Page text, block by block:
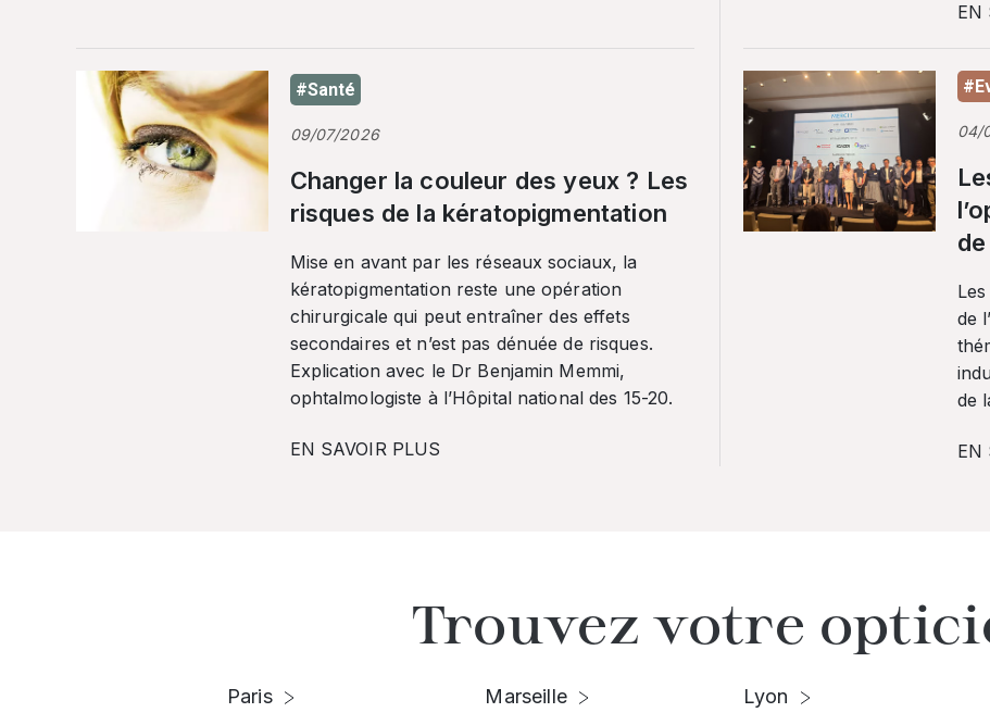
EN
#Santé
09/07/2026
Changer la couleur des yeux ? Les
risques de la kératopigmentation
Mise en avant par les réseaux sociaux, la
kératopigmentation reste une opération
chirurgicale qui peut entraîner des effets
secondaires et n’est pas dénuée de risques.
Explication avec le Dr Benjamin Memmi,
ophtalmologiste à l’Hôpital national des 15-20.
EN SAVOIR PLUS
04/
de
de
EN
Trouvez votre
Paris
Marseille
Lyon